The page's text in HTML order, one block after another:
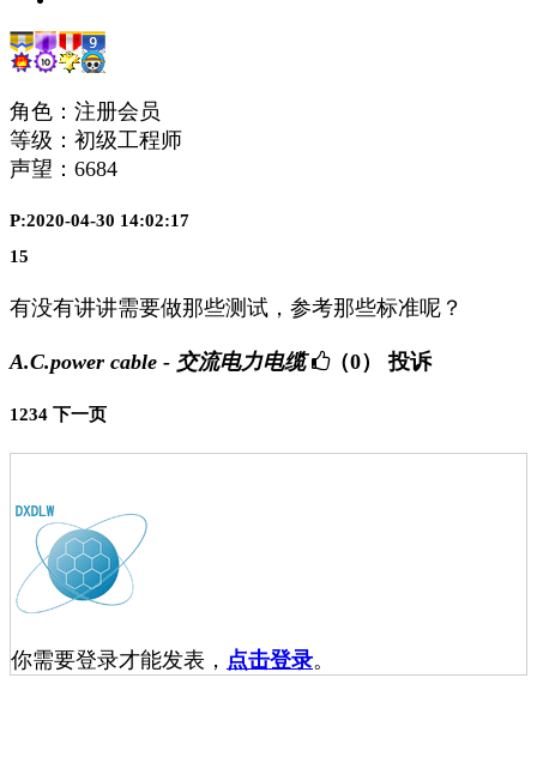
角色：注册会员
等级：初级工程师
声望： 6684
P:2020-04-30 14:02:17
15
有没有讲讲需要做那些测试，参考那些标准呢？
A.C.power cable - 交流电力电缆 （0） 投诉
1234 下一页
你需要登录才能发表， 点击登录。